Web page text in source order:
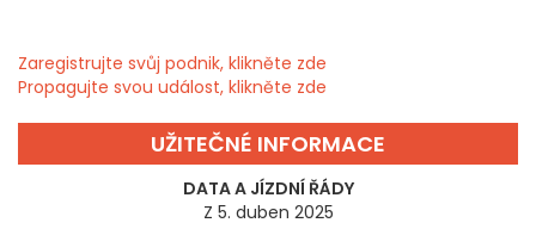
Zaregistrujte svůj podnik, klikněte zde
Propagujte svou událost, klikněte zde
UŽITEČNÉ INFORMACE
DATA A JÍZDNÍ ŘÁDY
Z 5. duben 2025